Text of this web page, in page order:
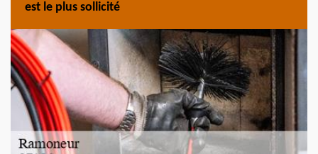
est le plus sollicité